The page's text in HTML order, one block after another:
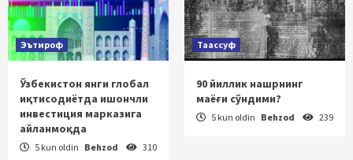
Эътироф
Ўзбекистон янги глобал
иқтисодиётда ишончли
инвестиция марказига
айланмоқда
5 kun oldin Behzod 310
Таассуф
90 йиллик нашрнинг
маёғи сўндими?
5 kun oldin Behzod 239